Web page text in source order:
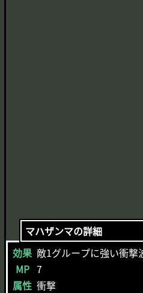
マハザンマの詳細
効果 敵1グループに強い衝撃
MP 7
属性 衝撃